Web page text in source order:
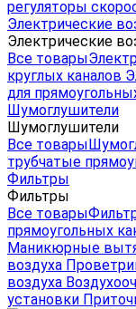
регуляторы
Электрические
Электрические
Все товары
круглых каналов
для
Шумоглушители
Шумоглушители
Все товары
трубчатые
Фильтры
Фильтры
Все товары
прямоугольных
Маникюрные
воздуха
воздуха
установки